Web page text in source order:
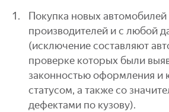
Покупка новых
производителей и с любой
(исключение составляют
проверке которых были
законностью оформления и
статусом, а также со
дефектами по кузову).